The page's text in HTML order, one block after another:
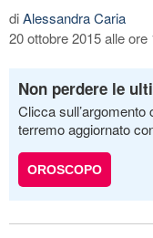
diAlessandra Caria
20 ottobre 2015 alle ore
Non perdere le
Clicca
terremo aggiornato
OROSCOPO